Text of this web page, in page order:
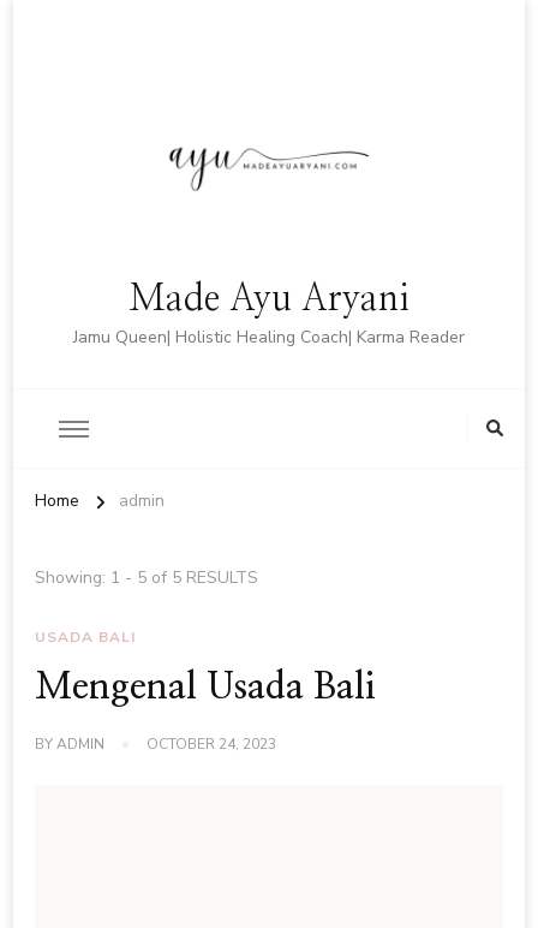
Made Ayu Aryani
Jamu Queen| Holistic Healing Coach| Karma Reader
Home admin
Showing: 1 - 5 of 5 RESULTS
USADA BALI
Mengenal Usada Bali
BYADMIN OCTOBER 24, 2023